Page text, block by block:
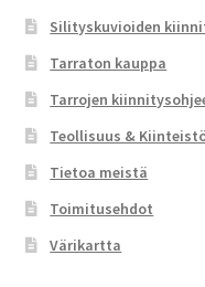
Silityskuvioiden
Tarraton kauppa
Tarrojen
Teollisuus &
Tietoa meistä
Toimitusehdot
Värikartta